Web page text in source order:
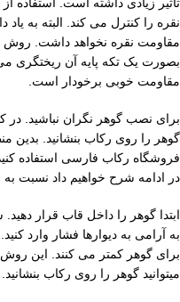
تاثیر زیادی داشته است. استفاده
نقره را کنترل می کند. البته به یاد
مقاومت نقره نخواهد داشت.
بصورت یک تکه پایه آن ریختگری
مقاومت خوبی برخودار است.
برای نصب گوهر نگران نباشید. در
گوهر را روی رکاب بنشانید. بدین
فروشگاه رکاب فارسی استفاده
در ادامه شرح خواهیم داد نسبت به
ابتدا گوهر را داخل قاب قرار
به آرامی به دیوارها فشار وارد
برای گوهر کمتر می کنند. این
میتوانید گوهر را روی رکاب بنشانید.